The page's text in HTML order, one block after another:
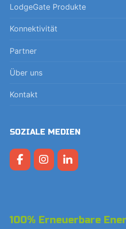
LodgeGate Produkte
Konnektivität
Partner
Über uns
Kontakt
SOZIALE MEDIEN
100% Erneuerbare